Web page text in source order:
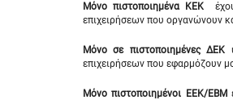
Μόνο πιστοποιημένα ΚΕΚ
επιχειρήσεων που οργανώνουν
Μόνο σε πιστοποιημένες ΔΕΚ
επιχειρήσεων που εφαρμόζουν
Μόνο πιστοποιημένοι ΕΕΚ/ΕΒΜ